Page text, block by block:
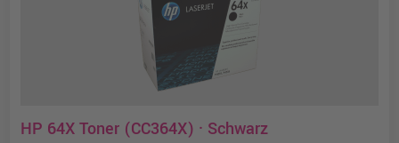
HP 64X Toner (CC364X) · Schwarz